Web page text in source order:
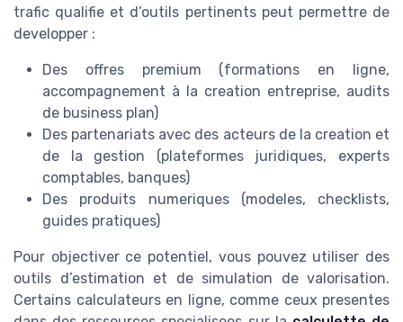
trafic qualifie et d’outils pertinents peut permettre de
developper :
Des offres premium (formations en ligne,
accompagnement à la creation entreprise, audits
de business plan)
Des partenariats avec des acteurs de la creation et
de la gestion (plateformes juridiques, experts
comptables, banques)
Des produits numeriques (modeles, checklists,
guides pratiques)
Pour objectiver ce potentiel, vous pouvez utiliser des
outils d’estimation et de simulation de valorisation.
Certains calculateurs en ligne, comme ceux presentes